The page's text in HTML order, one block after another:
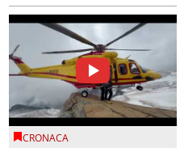
CRONACA